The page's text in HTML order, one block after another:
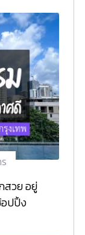
สวย อยู่
อปปิ้ง